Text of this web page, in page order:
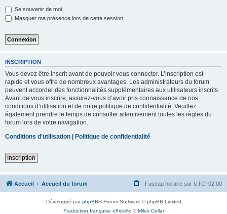
Se souvenir de moi
Masquer ma présence lors de cette session
INSCRIPTION
Vous devez être inscrit avant de pouvoir vous connecter. L’inscription est
rapide et vous offre de nombreux avantages. Les administrateurs du forum
peuvent accorder des fonctionnalités supplémentaires aux utilisateurs inscrits.
Avant de vous inscrire, assurez-vous d’avoir pris connaissance de nos
conditions d’utilisation et de notre politique de confidentialité. Veuillez
également prendre le temps de consulter attentivement toutes les règles du
forum lors de votre navigation.
Conditions d’utilisation | Politique de confidentialité
Inscription
Accueil Accueil du forum Fuseau horaire sur UTC+02:00
Développé parphpBB® Forum Software © phpBB Limited
Traduction française officielle ©Miles Cellar